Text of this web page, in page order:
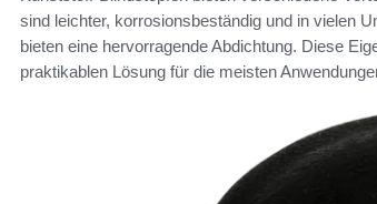
sind leichter, korrosionsbeständig und in vielen
bieten eine hervorragende Abdichtung. Diese
praktikablen Lösung für die meisten